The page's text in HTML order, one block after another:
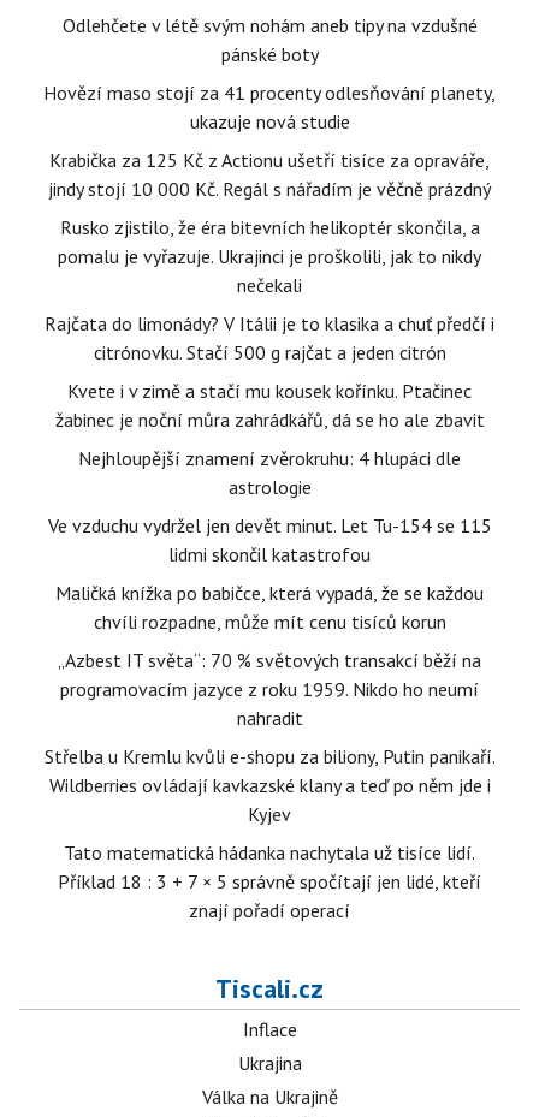
Odlehčete v létě svým nohám aneb tipy na vzdušné
pánské boty
Hovězí maso stojí za 41 procenty odlesňování planety,
ukazuje nová studie
Krabička za 125 Kč z Actionu ušetří tisíce za opraváře,
jindy stojí 10 000 Kč. Regál s nářadím je věčně prázdný
Rusko zjistilo, že éra bitevních helikoptér skončila, a
pomalu je vyřazuje. Ukrajinci je proškolili, jak to nikdy
nečekali
Rajčata do limonády? V Itálii je to klasika a chuť předčí i
citrónovku. Stačí 500 g rajčat a jeden citrón
Kvete i v zimě a stačí mu kousek kořínku. Ptačinec
žabinec je noční můra zahrádkářů, dá se ho ale zbavit
Nejhloupější znamení zvěrokruhu: 4 hlupáci dle
astrologie
Ve vzduchu vydržel jen devět minut. Let Tu-154 se 115
lidmi skončil katastrofou
Maličká knížka po babičce, která vypadá, že se každou
chvíli rozpadne, může mít cenu tisíců korun
„Azbest IT světa“: 70 % světových transakcí běží na
programovacím jazyce z roku 1959. Nikdo ho neumí
nahradit
Střelba u Kremlu kvůli e-shopu za biliony, Putin panikaří.
Wildberries ovládají kavkazské klany a teď po něm jde i
Kyjev
Tato matematická hádanka nachytala už tisíce lidí.
Příklad 18 : 3 + 7 × 5 správně spočítají jen lidé, kteří
znají pořadí operací
Tiscali.cz
Inflace
Ukrajina
Válka na Ukrajině